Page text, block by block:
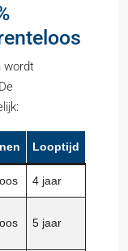
wordt
Looptijd
4 jaar
5 jaar